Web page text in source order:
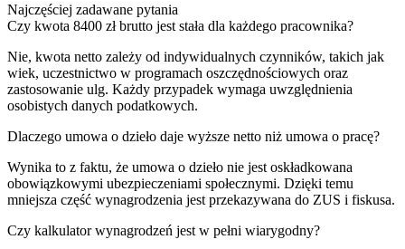
Najczęściej zadawane pytania
Czy kwota 8400 zł brutto jest stała dla każdego pracownika?
Nie, kwota netto zależy od indywidualnych czynników, takich jak
wiek, uczestnictwo w programach oszczędnościowych oraz
zastosowanie ulg. Każdy przypadek wymaga uwzględnienia
osobistych danych podatkowych.
Dlaczego umowa o dzieło daje wyższe netto niż umowa o pracę?
Wynika to z faktu, że umowa o dzieło nie jest oskładkowana
obowiązkowymi ubezpieczeniami społecznymi. Dzięki temu
mniejsza część wynagrodzenia jest przekazywana do ZUS i fiskusa.
Czy kalkulator wynagrodzeń jest w pełni wiarygodny?